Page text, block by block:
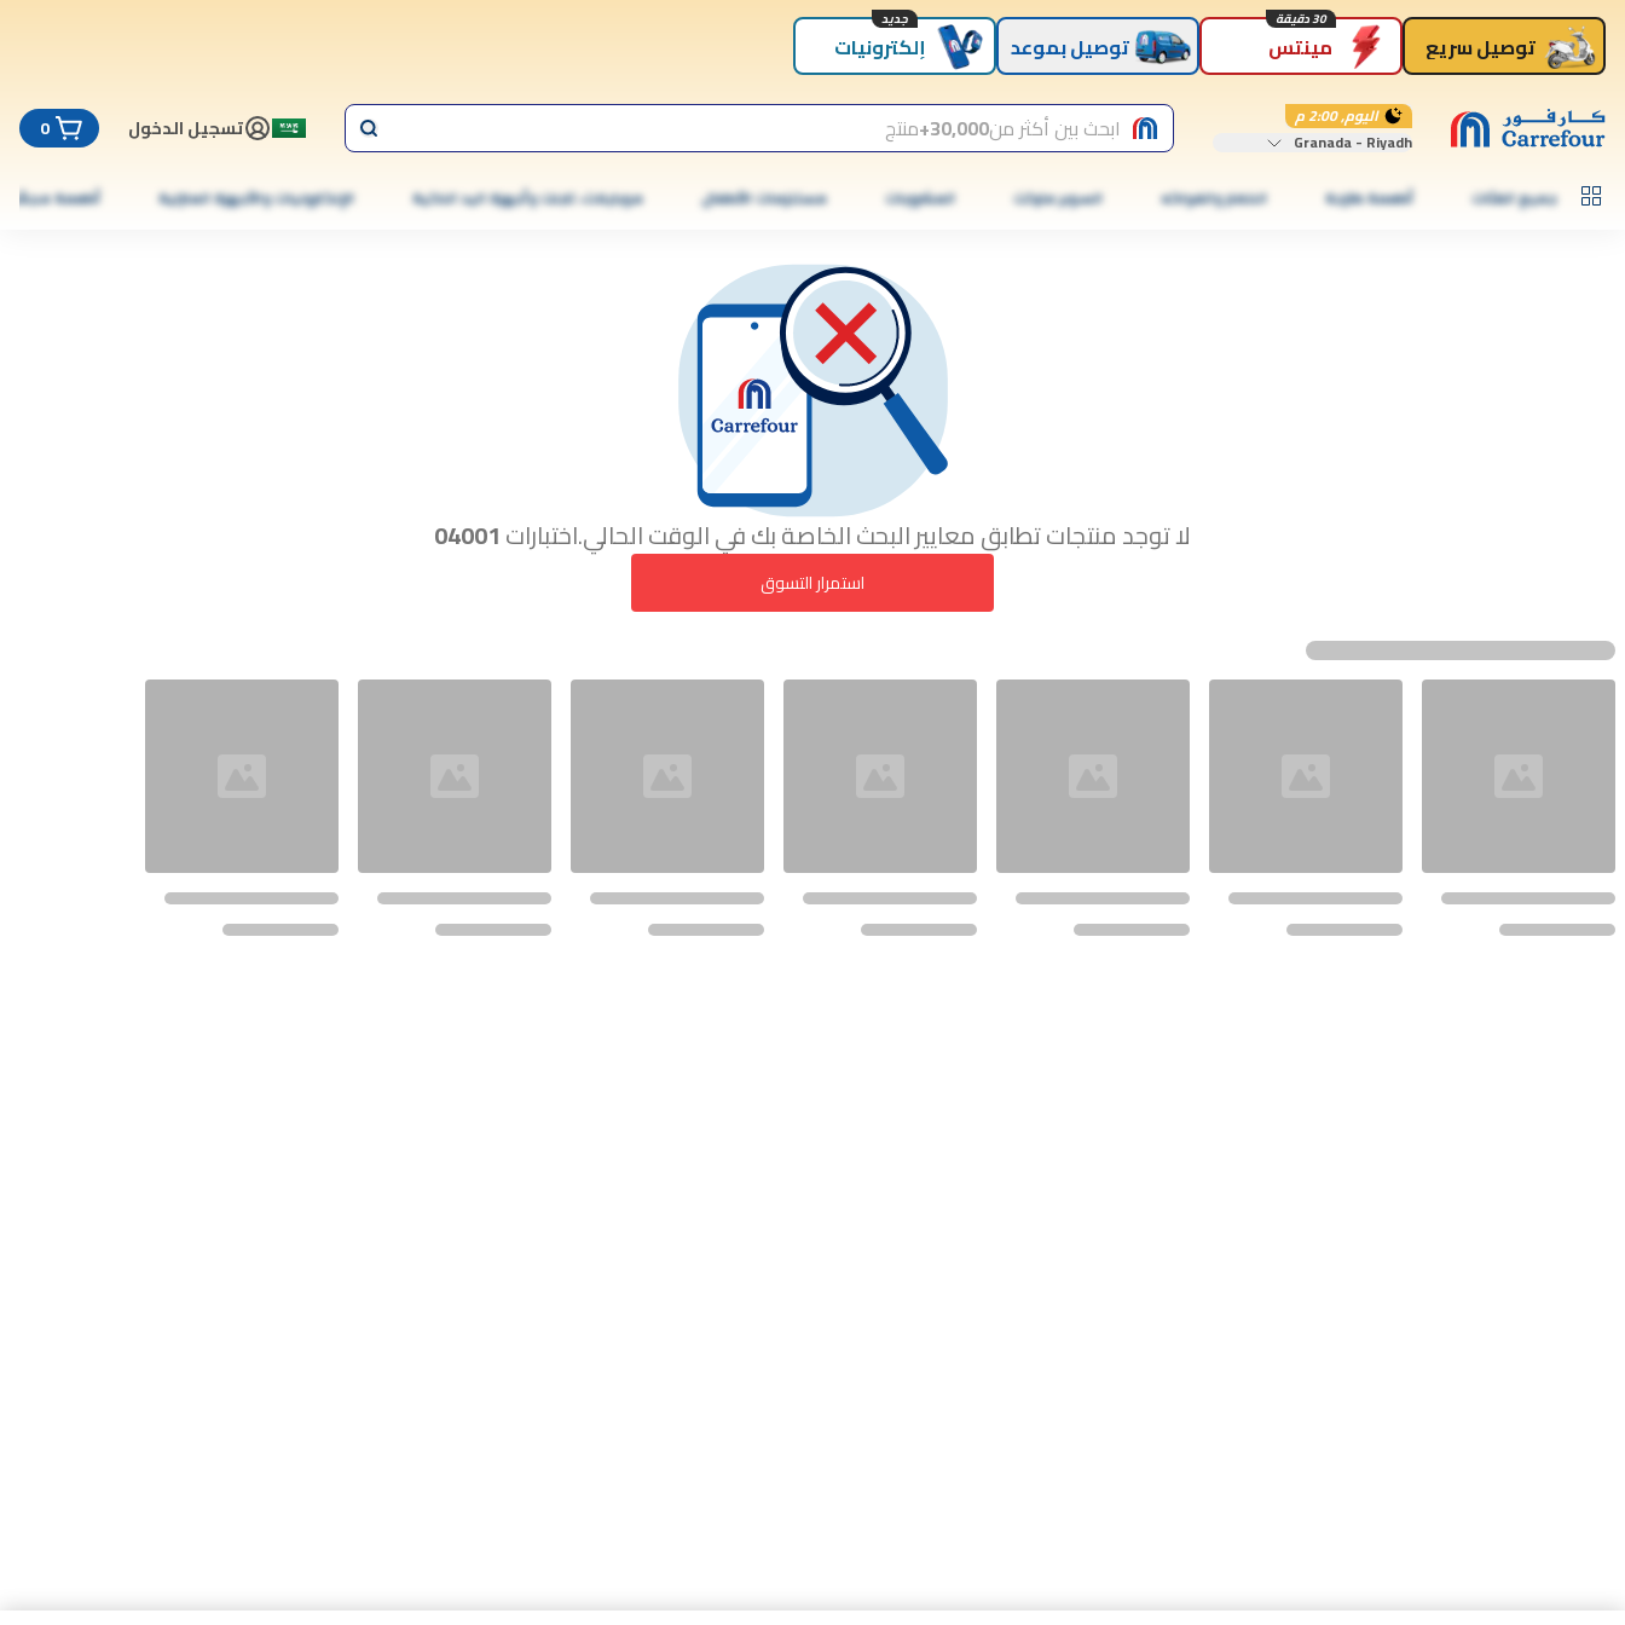
توصيل سريع مينتس
30 دقيقة
توصيل بموعد إلكترونيات
جديد
اليوم, 2:00 م
Granada - Riyadh
ابحث بين أكثر من30,000+ منتج تسجيل الدخول 0
جميع الفئات أطعمة طازجة الخضار والفواكه السوبر ماركت المشروبات مستلزمات الأطفال موبايلات، تابلت وأجهزة اليد الذكية الإلكترونيات والأجهزة المنزلية أطعمة مجمّدة
لا توجد منتجات تطابق معايير البحث الخاصة بك في الوقت الحالي.اختبارات04001
استمرار التسوق